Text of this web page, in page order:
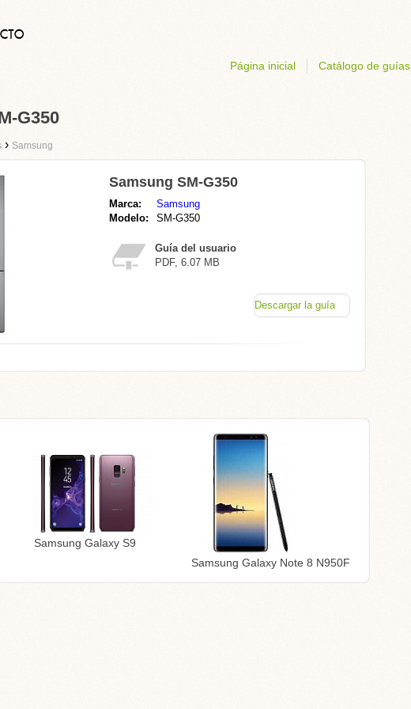
Página inicial Catálogo de guías
G350
› Samsung
Samsung SM-G350
Marca:
Samsung
Modelo:
SM-G350
Guía del usuario
PDF, 6.07 MB
Descargar la guía
Samsung Galaxy S9
Samsung Galaxy Note 8 N950F